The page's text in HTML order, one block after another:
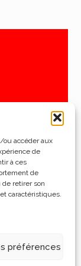
ou accéder aux
de
à ces
de
retirer son
caractéristiques.
préférences